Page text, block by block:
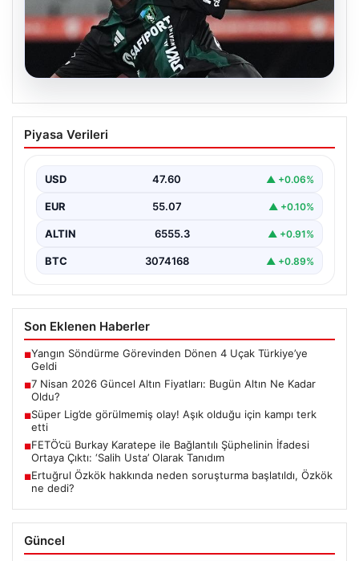
04.08.2026
FETÖ’cü Burkay Karatepe ile Bağlantılı
Şüphelinin İfadesi Ortaya Çıktı: ‘Salih
15 Temmuz darbe girişimi sırasında planlanan ve
girişimini içeren…
Piyasa Verileri
USD 47.60 ▲ +0.06%
EUR 55.07 ▲ +0.10%
ALTIN 6555.3 ▲ +0.91%
BTC 3074168 ▲ +0.89%
Son Eklenen Haberler
■Yangın Söndürme Görevinden Dönen 4 Uçak Türkiye’ye
Geldi
■7 Nisan 2026 Güncel Altın Fiyatları: Bugün Altın Ne Kadar
Oldu?
■Süper Lig’de görülmemiş olay! Aşık olduğu için kampı terk
etti
■FETÖ’cü Burkay Karatepe ile Bağlantılı Şüphelinin İfadesi
Ortaya Çıktı: ‘Salih Usta’ Olarak Tanıdım
■Ertuğrul Özkök hakkında neden soruşturma başlatıldı, Özkök
ne dedi?
Güncel